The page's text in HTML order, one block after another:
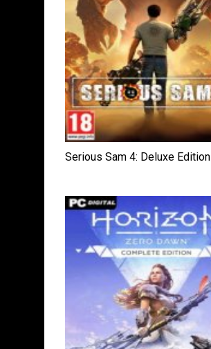
Serious Sam 4: Deluxe Edition